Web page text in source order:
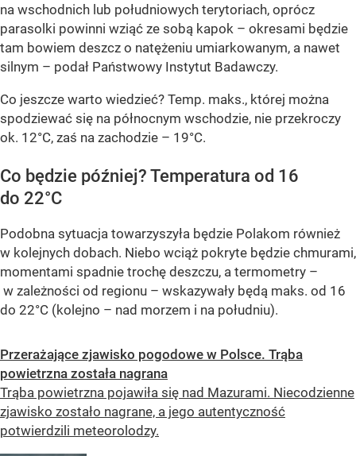
na wschodnich lub południowych terytoriach, oprócz
parasolki powinni wziąć ze sobą kapok – okresami będzie
tam bowiem deszcz o natężeniu umiarkowanym, a nawet
silnym – podał Państwowy Instytut Badawczy.
Co jeszcze warto wiedzieć? Temp. maks., której można
spodziewać się na północnym wschodzie, nie przekroczy
ok. 12°C, zaś na zachodzie – 19°C.
Co będzie później? Temperatura od 16
do 22°C
Podobna sytuacja towarzyszyła będzie Polakom również
w kolejnych dobach. Niebo wciąż pokryte będzie chmurami,
momentami spadnie trochę deszczu, a termometry –
w zależności od regionu – wskazywały będą maks. od 16
do 22°C (kolejno – nad morzem i na południu).
Przerażające zjawisko pogodowe w Polsce. Trąba
powietrzna została nagrana
Trąba powietrzna pojawiła się nad Mazurami. Niecodzienne
zjawisko zostało nagrane, a jego autentyczność
potwierdzili meteorolodzy.